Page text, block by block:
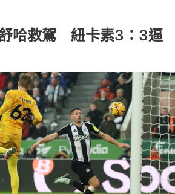
哈救駕 紐卡素3：3逼